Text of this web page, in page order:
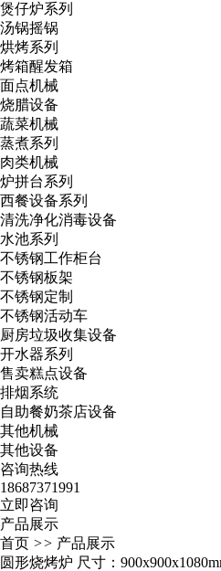
煲仔炉系列
汤锅摇锅
烘烤系列
烤箱醒发箱
面点机械
烧腊设备
蔬菜机械
蒸煮系列
肉类机械
炉拼台系列
西餐设备系列
清洗净化消毒设备
水池系列
不锈钢工作柜台
不锈钢板架
不锈钢定制
不锈钢活动车
厨房垃圾收集设备
开水器系列
售卖糕点设备
排烟系统
自助餐奶茶店设备
其他机械
其他设备
咨询热线
18687371991
立即咨询
产品展示
首页 >> 产品展示
圆形烧烤炉 尺寸：